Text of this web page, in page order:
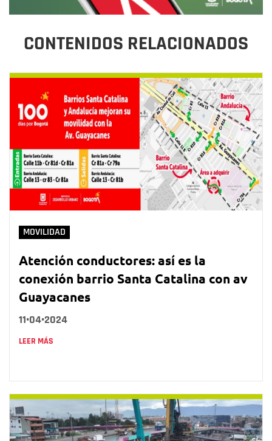
CONTENIDOS RELACIONADOS
MOVILIDAD
Atención conductores: así es la
conexión barrio Santa Catalina con av
Guayacanes
11•04•2024
LEER MÁS